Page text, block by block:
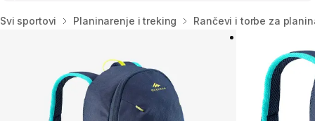
Početna stranica
Svi sportovi Planinarenje i treking Rančevi i torbe za